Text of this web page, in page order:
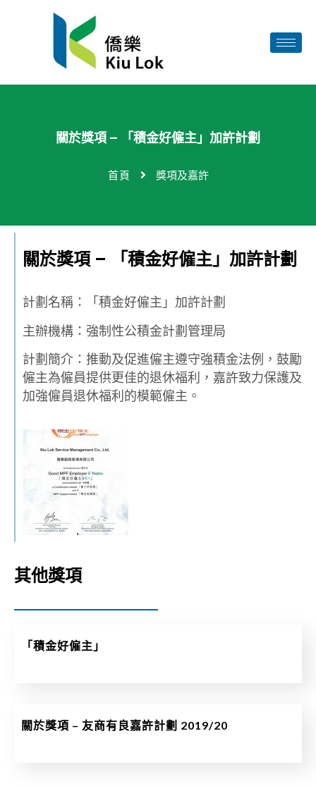
關於獎項 – 「積金好僱主」加許計劃
首頁 獎項及嘉許
關於獎項 – 「積金好僱主」加許計劃
計劃名稱：「積金好僱主」加許計劃
主辦機構：強制性公積金計劃管理局
計劃簡介：推動及促進僱主遵守強積金法例，鼓勵
僱主為僱員提供更佳的退休福利，嘉許致力保護及
加強僱員退休福利的模範僱主。
其他獎項
「積金好僱主」
關於獎項 – 友商有良嘉許計劃 2019/20